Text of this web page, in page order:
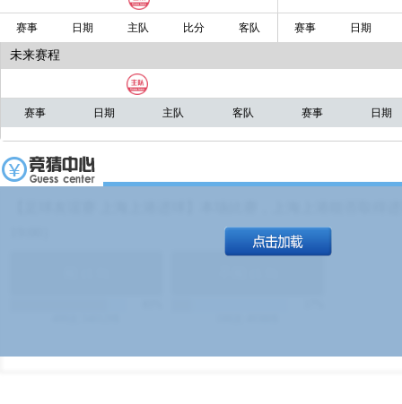
赛事 日期 主队 比分 客队 赛事 日期
未来赛程
赛事 日期 主队 客队 赛事 日期